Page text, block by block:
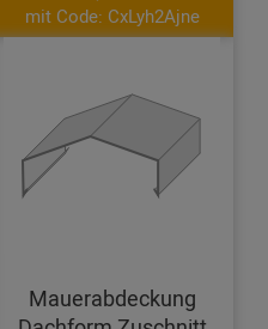
mit Code: CxLyh2Ajne
Mauerabdeckung